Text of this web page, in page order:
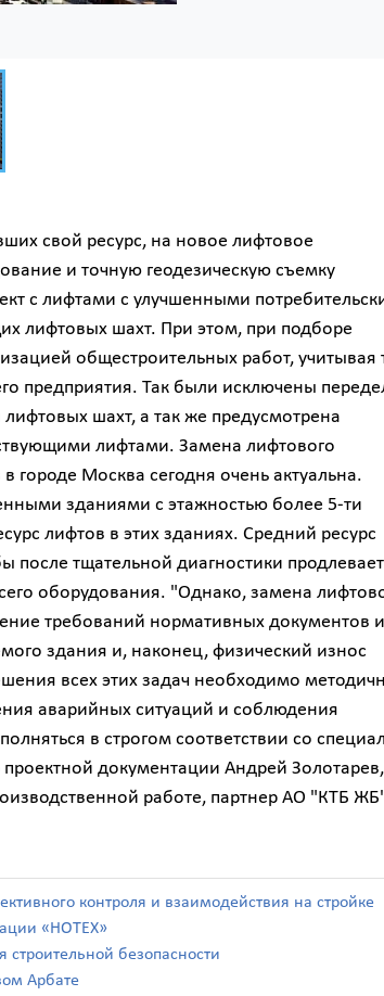
свой ресурс, на новое лифтовое
и точную геодезическую съемку
с лифтами с улучшенными
лифтовых шахт. При этом, при подборе
общестроительных работ, учитывая
предприятия. Так были исключены
шахт, а так же предусмотрена
лифтами. Замена лифтового
городе Москва сегодня очень актуальна.
зданиями с этажностью более 5-ти
лифтов в этих зданиях. Средний ресурс
после тщательной диагностики
оборудования. "Однако, замена
требований нормативных документов и
здания и, наконец, физический износ
всех этих задач необходимо
аварийных ситуаций и соблюдения
в строгом соответствии со
документации Андрей Золотарев,
работе, партнер АО "КТБ
контроля и взаимодействия на стройке
«НОТЕХ»
строительной безопасности
Арбате